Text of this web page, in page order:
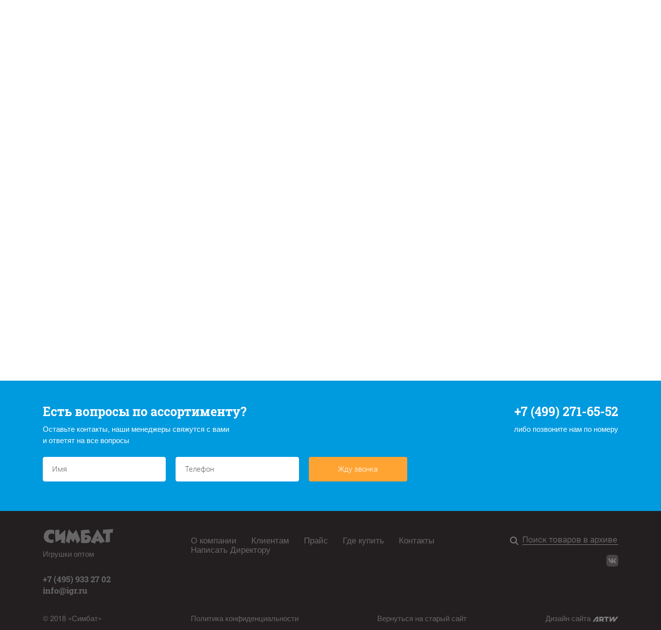
Есть вопросы по ассортименту?
Оставьте контакты, наши менеджеры свяжутся с вами
и ответят на все вопросы
+7 (499) 271-65-52
либо позвоните нам по номеру
Жду звонка
Игрушки оптом
+7 (495) 933 27 02
info@igr.ru
© 2018 «Симбат»
О компании Клиентам Прайс Где купить Контакты
Написать Директору
Политика конфиденциальности Вернуться на старый сайт Дизайн сайта